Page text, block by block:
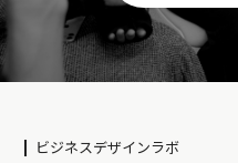
ビジネスデザインラボ